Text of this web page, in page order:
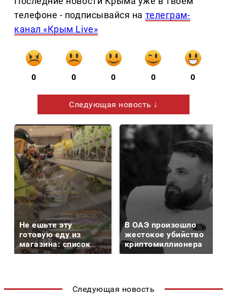
телефоне - подписывайся на телеграм-
канал «Крым Live»
0 0 0 0 0
Следующая новость ↓
Не ешьте эту
готовую еду из
магазина: список
В ОАЭ произошло
жестокое убийство
криптомиллионера
Следующая новость